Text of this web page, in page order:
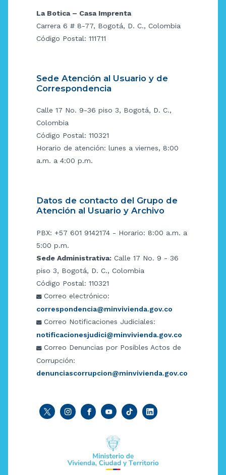
La Botica – Casa Imprenta
Carrera 6 # 8-77, Bogotá, D. C., Colombia
Código Postal: 111711
Sede Atención al Usuario y de
Correspondencia
Calle 17 No. 9-36 piso 3, Bogotá, D. C.,
Colombia
Código Postal: 110321
Horario de atención: lunes a viernes, 8:00
a.m. a 4:00 p.m.
Datos de contacto del Grupo de
Atención al Usuario y Archivo
PBX: +57 601 9142174 - Horario: 8:00 a.m. a
5:00 p.m.
Sede Administrativa: Calle 17 No. 9 - 36
piso 3, Bogotá, D. C., Colombia
Código Postal: 110321
Correo electrónico:
correspondencia@minvivienda.gov.co
Correo Notificaciones Judiciales:
notificacionesjudici@minvivienda.gov.co
Correo Denuncias por Posibles Actos de
Corrupción:
denunciascorrupcion@minvivienda.gov.co